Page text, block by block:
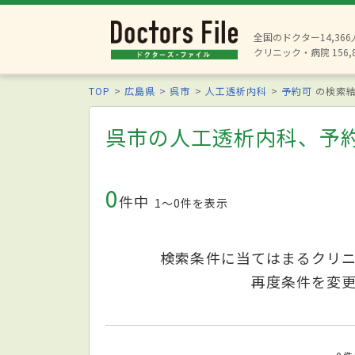
全国のドクター14,366
クリニック・病院
TOP 広島県 呉市 人工透析内科 予約可 の検索
呉市の人工透析内科、予
0件中 1〜0件を表示
検索条件に当てはまるクリ
再度条件を変